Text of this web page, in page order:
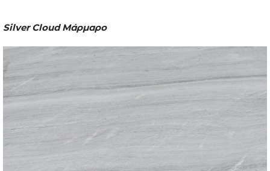
Silver Cloud Μάρμαρο